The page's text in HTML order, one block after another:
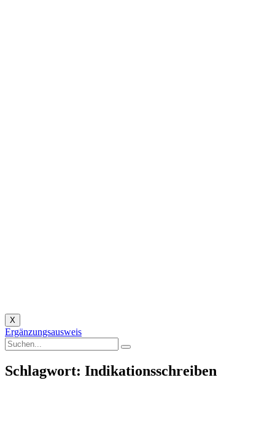
X
Ergänzungsausweis
Schlagwort: Indikationsschreiben